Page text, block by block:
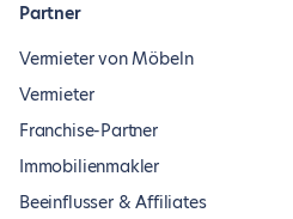
Partner
Vermieter von Möbeln
Vermieter
Franchise-Partner
Immobilienmakler
Beeinflusser & Affiliates